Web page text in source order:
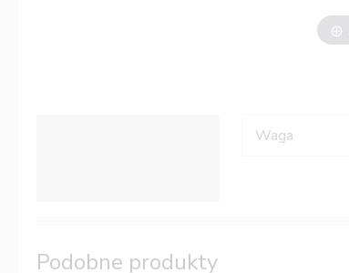
Waga
Podobne produkty